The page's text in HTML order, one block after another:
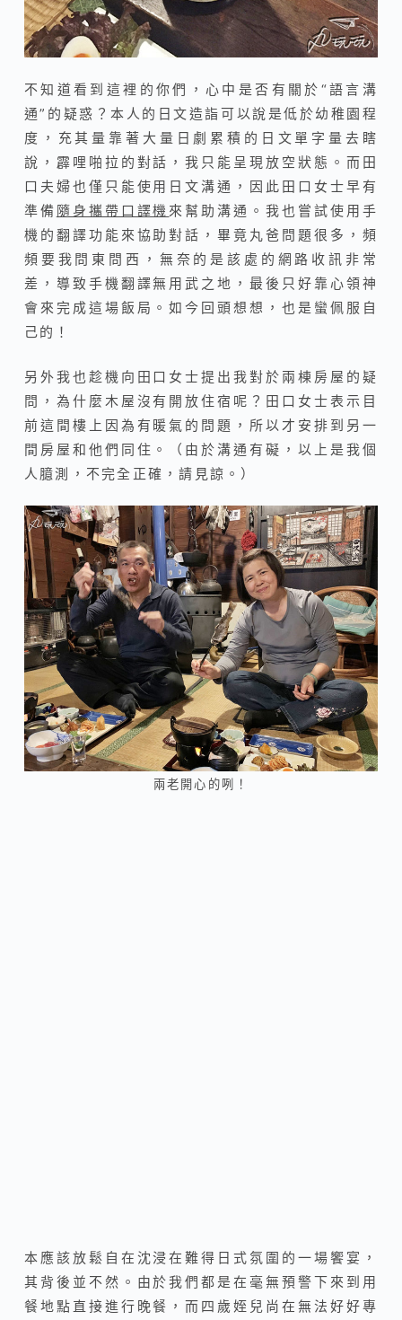
不知道看到這裡的你們，心中是否有關於“語言溝
通”的疑惑？本人的日文造詣可以說是低於幼稚園程
度，充其量靠著大量日劇累積的日文單字量去瞎
說，霹哩啪拉的對話，我只能呈現放空狀態。而田
口夫婦也僅只能使用日文溝通，因此田口女士早有
準備 隨身攜帶口譯機 來幫助溝通。我也嘗試使用手
機的翻譯功能來協助對話，畢竟丸爸問題很多，頻
頻要我問東問西，無奈的是該處的網路收訊非常
差，導致手機翻譯無用武之地，最後只好靠心領神
會來完成這場飯局。如今回頭想想，也是蠻佩服自
己的！
另外我也趁機向田口女士提出我對於兩棟房屋的疑
問，為什麼木屋沒有開放住宿呢？田口女士表示目
前這間樓上因為有暖氣的問題，所以才安排到另一
間房屋和他們同住。（由於溝通有礙，以上是我個
人臆測，不完全正確，請見諒。）
兩老開心的咧！
本應該放鬆自在沈浸在難得日式氛圍的一場饗宴，
其背後並不然。由於我們都是在毫無預警下來到用
餐地點直接進行晚餐，而四歲姪兒尚在無法好好專